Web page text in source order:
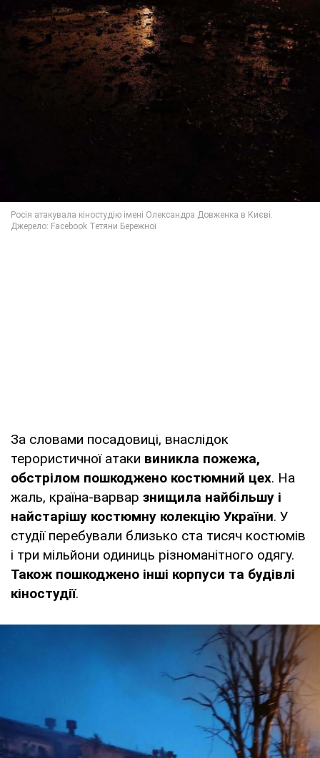
За словами посадовиці, внаслідок
терористичної атаки виникла пожежа,
обстрілом пошкоджено костюмний цех. На
жаль, країна-варвар знищила найбільшу і
найстарішу костюмну колекцію України. У
студії перебували близько ста тисяч костюмів
і три мільйони одиниць різноманітного одягу.
Також пошкоджено інші корпуси та будівлі
кіностудії.